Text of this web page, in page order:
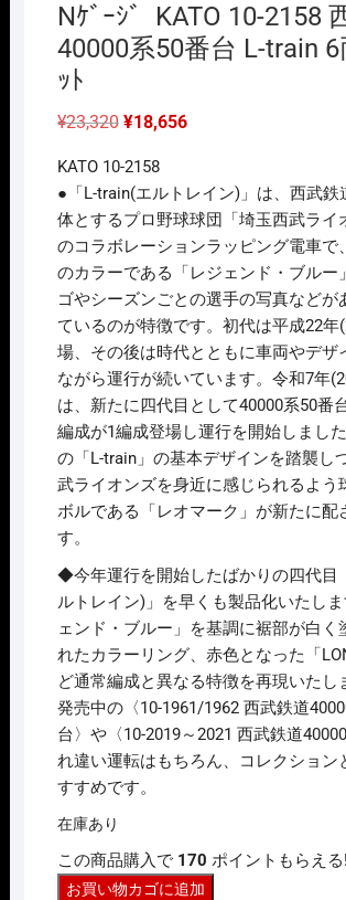
Nｹﾞｰｼﾞ KATO 10-2158
40000系50番台 L-train 6
ｯﾄ
¥23,320 元
格
は
¥23,320
で
し
た。
¥18,656現
格
は
¥18,656
で
す。
KATO 10-2158
●「L-train(エルトレイン)」は、西武鉄
体とするプロ野球球団「埼玉西武ライ
のコラボレーションラッピング電車で
のカラーである「レジェンド・ブルー
ゴやシーズンごとの選手の写真などが
ているのが特徴です。初代は平成22年
場、その後は時代とともに車両やデザ
ながら運行が続いています。令和7年
は、新たに四代目として40000系50番
編成が1編成登場し運行を開始しまし
の「L-train」の基本デザインを踏襲し
武ライオンズを身近に感じられるよう
ボルである「レオマーク」が新たに配
す。
◆今年運行を開始したばかりの四代目
ルトレイン)」を早くも製品化いたし
ェンド・ブルー」を基調に裾部が白く
れたカラーリング、赤色となった「
ど通常編成と異なる特徴を再現いたし
発売中の〈10-1961/1962 西武鉄道
台〉や〈10-2019～2021 西武鉄道
れ違い運転はもちろん、コレクション
すすめです。
在庫あり
この商品購入で 170 ポイントもらえる!
Nお買い物カゴに追加